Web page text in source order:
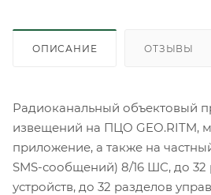
ОПИСАНИЕ ОТЗЫВЫ
Радиоканальный объектовый
извещений на ПЦО GEO.RITM,
приложение, а также на
SMS-сообщений) 8/16 ШС, до
устройств, до 32 разделов